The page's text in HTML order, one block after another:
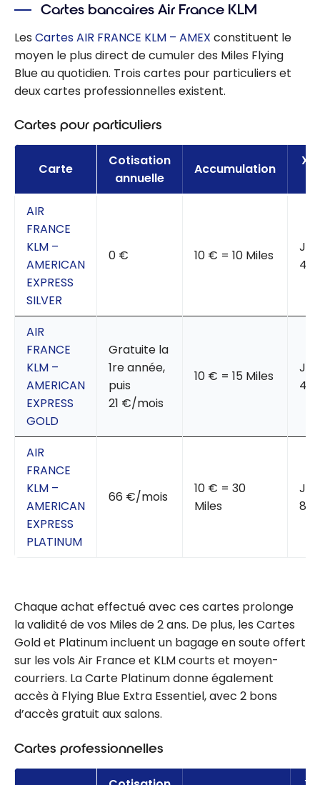
programm
e d’Air
France ?
Cartes bancaires Air France KLM
Les Cartes AIR FRANCE KLM – AMEX constituent le
moyen le plus direct de cumuler des Miles Flying
Blue au quotidien. Trois cartes pour particuliers et
deux cartes professionnelles existent.
Cartes pour particuliers
Carte
Cotisation
annuelle
Accumulation
AIR
FRANCE
KLM –
AMERICAN
EXPRESS
SILVER
0 € 10 € = 10 Miles
40
AIR
FRANCE
KLM –
AMERICAN
EXPRESS
GOLD
Gratuite la
1re année,
puis
21 €/mois
10 € = 15 Miles
40
AIR
FRANCE
KLM –
AMERICAN
EXPRESS
PLATINUM
66 €/mois
10 € = 30
Miles
80
Chaque achat effectué avec ces cartes prolonge
la validité de vos Miles de 2 ans. De plus, les Cartes
Gold et Platinum incluent un bagage en soute offert
sur les vols Air France et KLM courts et moyen-
courriers. La Carte Platinum donne également
accès à Flying Blue Extra Essentiel, avec 2 bons
d’accès gratuit aux salons.
Cartes professionnelles